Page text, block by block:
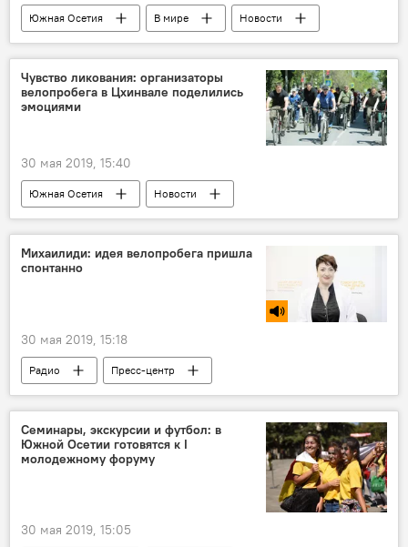
Южная Осетия В мире
Новости
Политика
Чувство ликования: организаторы
велопробега в Цхинвале поделились
эмоциями
30 мая 2019, 15:40
Южная Осетия
Новости
Пресс-центр
Михаилиди: идея велопробега пришла
спонтанно
30 мая 2019, 15:18
Радио Пресс-центр
Семинары, экскурсии и футбол: в
Южной Осетии готовятся к I
молодежному форуму
30 мая 2019, 15:05